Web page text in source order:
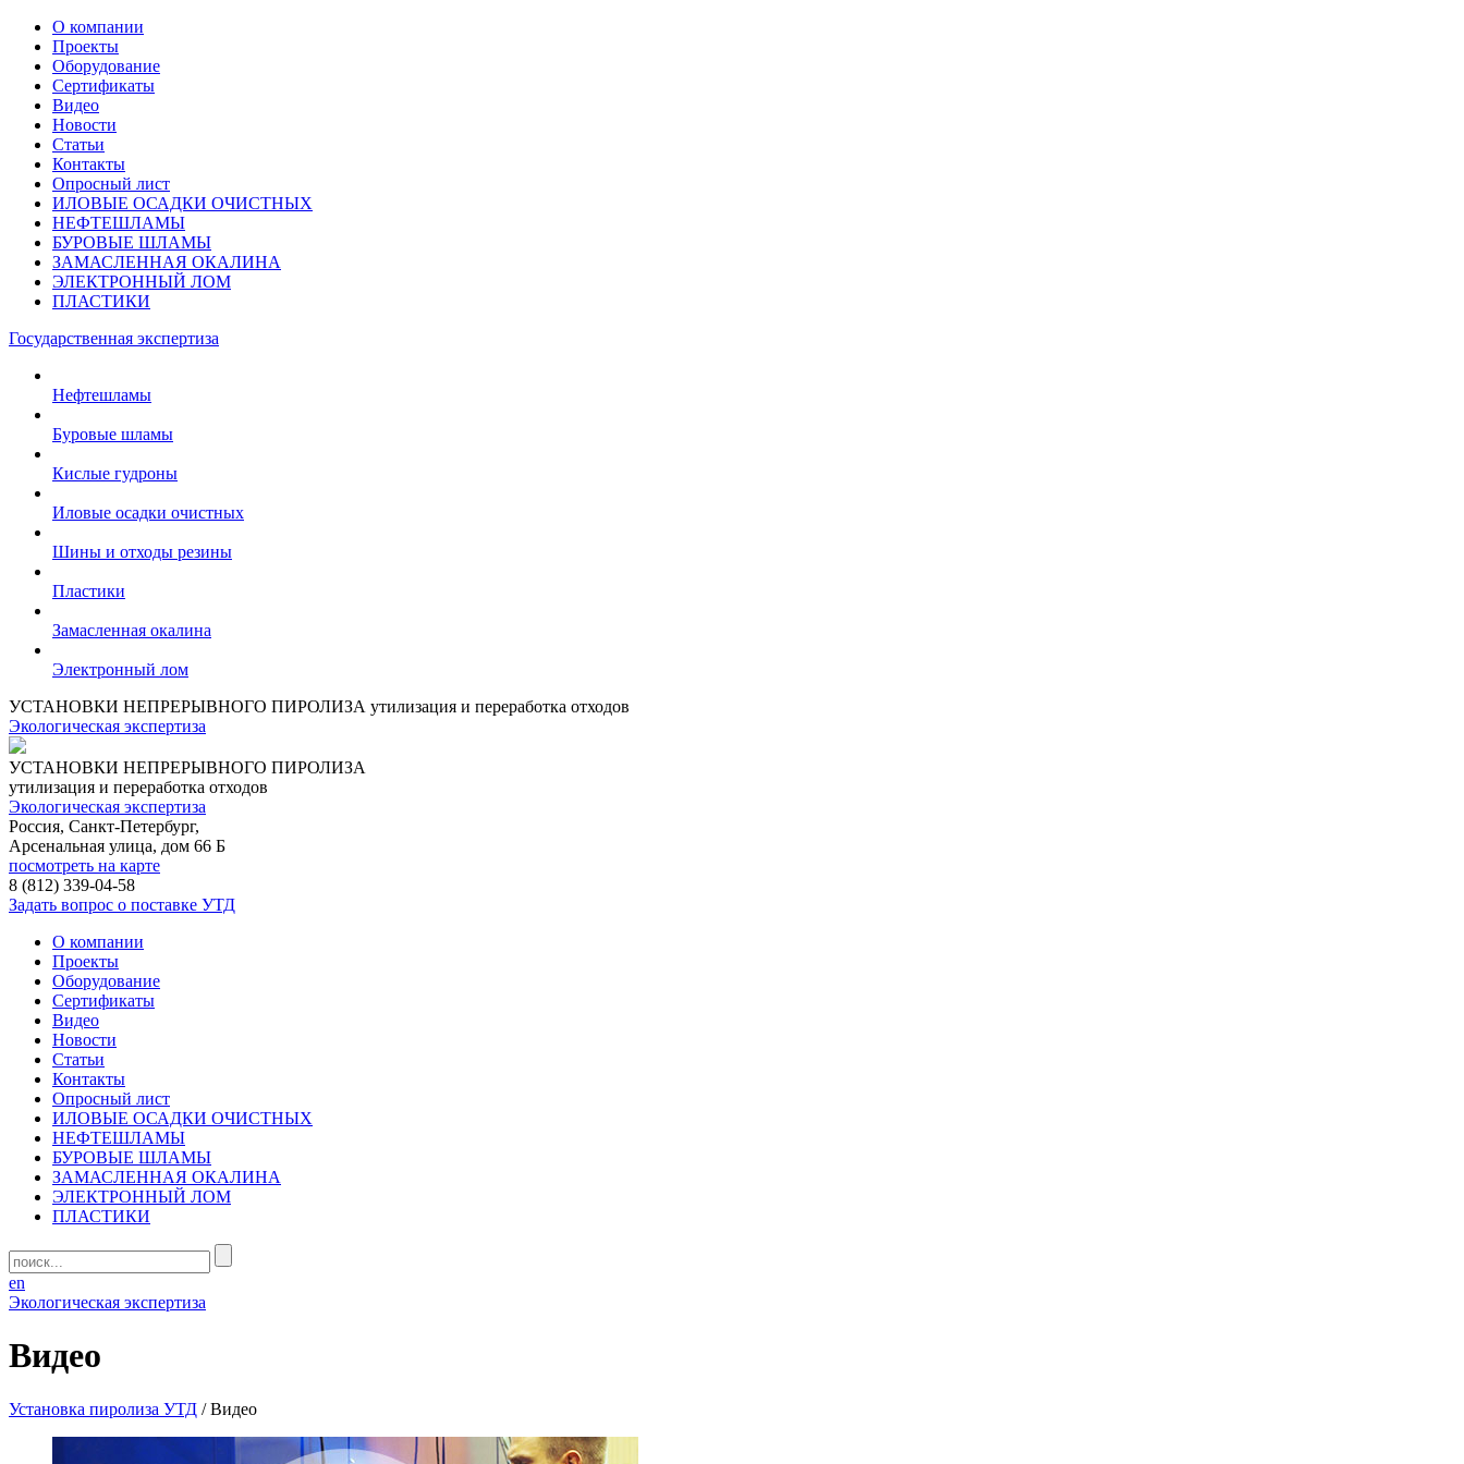
О компании
Проекты
Оборудование
Сертификаты
Видео
Новости
Статьи
Контакты
Опросный лист
ИЛОВЫЕ ОСАДКИ ОЧИСТНЫХ
НЕФТЕШЛАМЫ
БУРОВЫЕ ШЛАМЫ
ЗАМАСЛЕННАЯ ОКАЛИНА
ЭЛЕКТРОННЫЙ ЛОМ
ПЛАСТИКИ
Государственная экспертиза
Нефтешламы
Буровые шламы
Кислые гудроны
Иловые осадки очистных
Шины и отходы резины
Пластики
Замасленная окалина
Электронный лом
УСТАНОВКИ НЕПРЕРЫВНОГО ПИРОЛИЗА утилизация и переработка отходов
Экологическая экспертиза
УСТАНОВКИ НЕПРЕРЫВНОГО ПИРОЛИЗА
утилизация и переработка отходов
Экологическая экспертиза
Россия, Санкт-Петербург,
Арсенальная улица, дом 66 Б
посмотреть на карте
8 (812) 339-04-58
Задать вопрос о поставке УТД
О компании
Проекты
Оборудование
Сертификаты
Видео
Новости
Статьи
Контакты
Опросный лист
ИЛОВЫЕ ОСАДКИ ОЧИСТНЫХ
НЕФТЕШЛАМЫ
БУРОВЫЕ ШЛАМЫ
ЗАМАСЛЕННАЯ ОКАЛИНА
ЭЛЕКТРОННЫЙ ЛОМ
ПЛАСТИКИ
en
Экологическая экспертиза
Видео
Установка пиролиза УТД /Видео